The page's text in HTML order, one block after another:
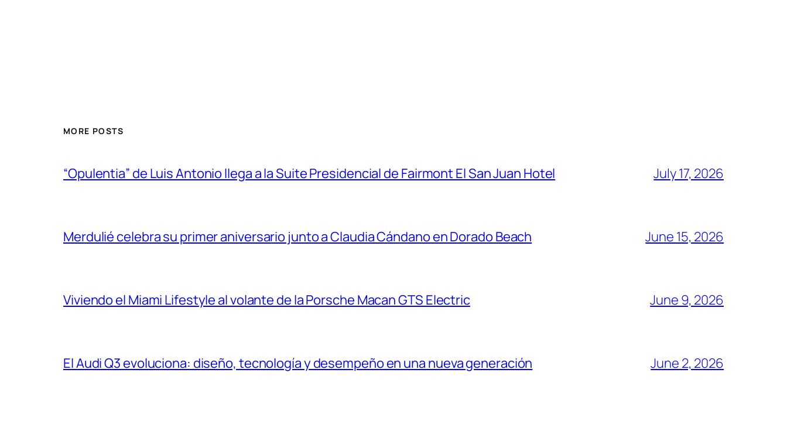
MORE POSTS
“Opulentia” de Luis Antonio llega a la Suite Presidencial de Fairmont El San Juan Hotel July 17, 2026
Merdulié celebra su primer aniversario junto a Claudia Cándano en Dorado Beach June 15, 2026
Viviendo el Miami Lifestyle al volante de la Porsche Macan GTS Electric June 9, 2026
El Audi Q3 evoluciona: diseño, tecnología y desempeño en una nueva generación June 2, 2026